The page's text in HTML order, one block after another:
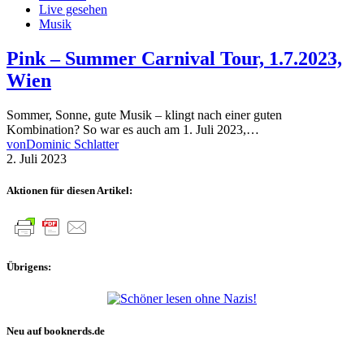
Live gesehen
Musik
Pink – Summer Carnival Tour, 1.7.2023,
Wien
Sommer, Sonne, gute Musik – klingt nach einer guten
Kombination? So war es auch am 1. Juli 2023,…
vonDominic Schlatter
2. Juli 2023
Aktionen für diesen Artikel:
Übrigens:
Neu auf booknerds.de